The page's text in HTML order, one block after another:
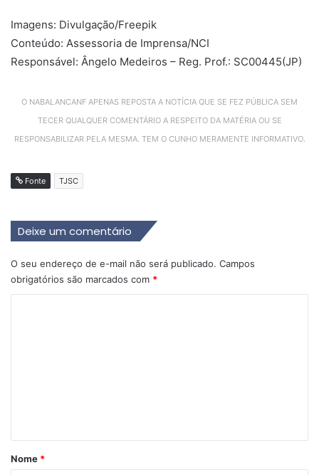
Imagens: Divulgação/Freepik
Conteúdo: Assessoria de Imprensa/NCI
Responsável: Ângelo Medeiros – Reg. Prof.: SC00445(JP)
O NABALANCANF APENAS REPOSTA A NOTÍCIA QUE SE FEZ PÚBLICA SEM
TECER QUALQUER COMENTÁRIO A RESPEITO DA MATÉRIA OU SE
RESPONSABILIZAR PELA MESMA. TEM O CUNHO MERAMENTE INFORMATIVO.
Fonte TJSC
Deixe um comentário
O seu endereço de e-mail não será publicado. Campos
obrigatórios são marcados com *
r
Nome *